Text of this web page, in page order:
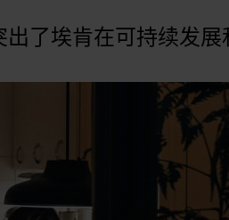
了埃肯在可持续发展